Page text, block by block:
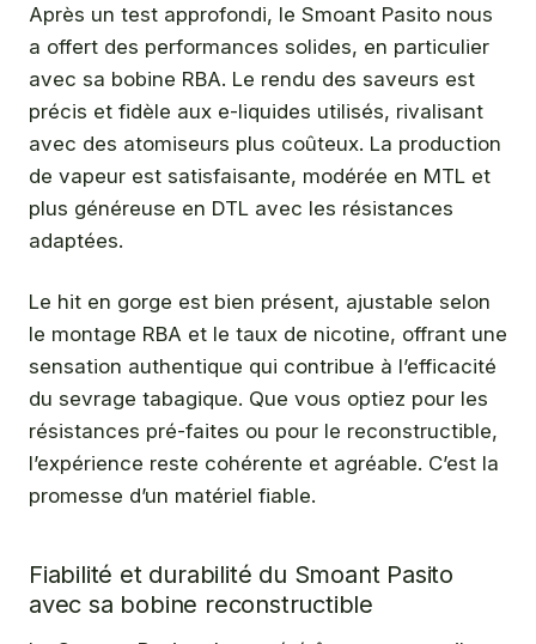
Après un test approfondi, le Smoant Pasito nous
a offert des performances solides, en particulier
avec sa bobine RBA. Le rendu des saveurs est
précis et fidèle aux e-liquides utilisés, rivalisant
avec des atomiseurs plus coûteux. La production
de vapeur est satisfaisante, modérée en MTL et
plus généreuse en DTL avec les résistances
adaptées.
Le hit en gorge est bien présent, ajustable selon
le montage RBA et le taux de nicotine, offrant une
sensation authentique qui contribue à l’efficacité
du sevrage tabagique. Que vous optiez pour les
résistances pré-faites ou pour le reconstructible,
l’expérience reste cohérente et agréable. C’est la
promesse d’un matériel fiable.
Fiabilité et durabilité du Smoant Pasito
avec sa bobine reconstructible